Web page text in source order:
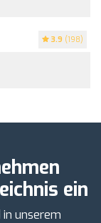
3.9 (198)
ein
in unserem